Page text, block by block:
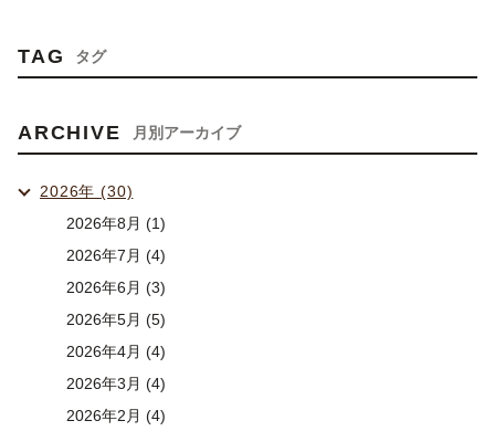
TAG タグ
ARCHIVE 月別アーカイブ
2026年 (30)
2026年8月 (1)
2026年7月 (4)
2026年6月 (3)
2026年5月 (5)
2026年4月 (4)
2026年3月 (4)
2026年2月 (4)